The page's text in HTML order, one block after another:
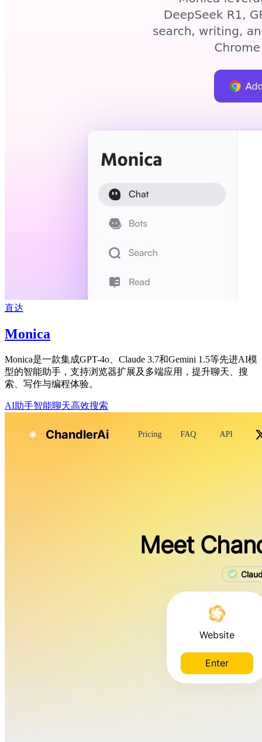
直达
Monica
Monica是一款集成GPT-4o、Claude 3.7和Gemini 1.5等先进AI模
型的智能助手，支持浏览器扩展及多端应用，提升聊天、搜
索、写作与编程体验。
AI助手智能聊天高效搜索